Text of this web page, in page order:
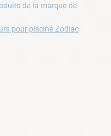
de la marque de
pour piscine Zodiac